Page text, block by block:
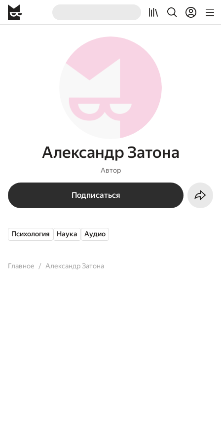
Александр Затона
Автор
Подписаться
Психология Наука Аудио
Главное Александр Затона